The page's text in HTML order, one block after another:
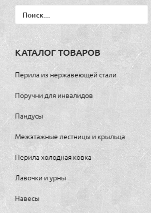
Найти:
КАТАЛОГ ТОВАРОВ
Перила из нержавеющей стали
Поручни для инвалидов
Пандусы
Межэтажные лестницы и крыльца
Перила холодная ковка
Лавочки и урны
Навесы